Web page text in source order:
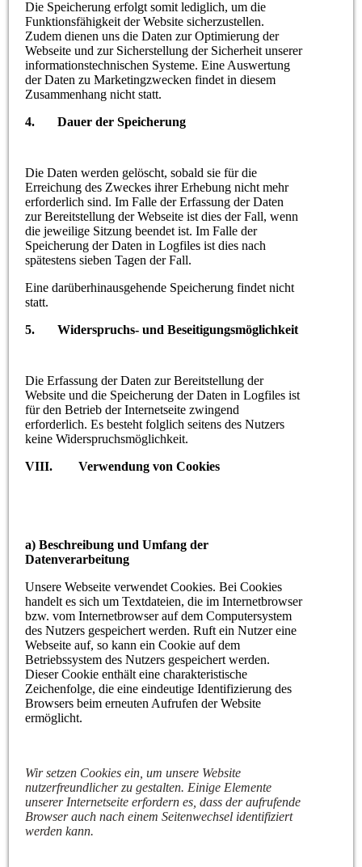
Die Speicherung erfolgt somit lediglich, um die
Funktionsfähigkeit der Website sicherzustellen.
Zudem dienen uns die Daten zur Optimierung der
Webseite und zur Sicherstellung der Sicherheit unserer
informationstechnischen Systeme. Eine Auswertung
der Daten zu Marketingzwecken findet in diesem
Zusammenhang nicht statt.
4. Dauer der Speicherung
Die Daten werden gelöscht, sobald sie für die
Erreichung des Zweckes ihrer Erhebung nicht mehr
erforderlich sind. Im Falle der Erfassung der Daten
zur Bereitstellung der Webseite ist dies der Fall, wenn
die jeweilige Sitzung beendet ist. Im Falle der
Speicherung der Daten in Logfiles ist dies nach
spätestens sieben Tagen der Fall.
Eine darüberhinausgehende Speicherung findet nicht
statt.
5. Widerspruchs- und Beseitigungsmöglichkeit
Die Erfassung der Daten zur Bereitstellung der
Website und die Speicherung der Daten in Logfiles ist
für den Betrieb der Internetseite zwingend
erforderlich. Es besteht folglich seitens des Nutzers
keine Widerspruchsmöglichkeit.
VIII. Verwendung von Cookies
a) Beschreibung und Umfang der
Datenverarbeitung
Unsere Webseite verwendet Cookies. Bei Cookies
handelt es sich um Textdateien, die im Internetbrowser
bzw. vom Internetbrowser auf dem Computersystem
des Nutzers gespeichert werden. Ruft ein Nutzer eine
Webseite auf, so kann ein Cookie auf dem
Betriebssystem des Nutzers gespeichert werden.
Dieser Cookie enthält eine charakteristische
Zeichenfolge, die eine eindeutige Identifizierung des
Browsers beim erneuten Aufrufen der Website
ermöglicht.
Wir setzen Cookies ein, um unsere Website
nutzerfreundlicher zu gestalten. Einige Elemente
unserer Internetseite erfordern es, dass der aufrufende
Browser auch nach einem Seitenwechsel identifiziert
werden kann.